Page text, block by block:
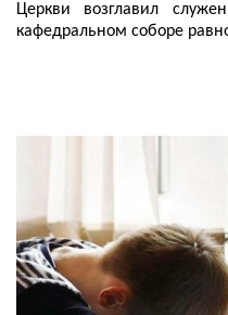
Церкви возглавил
кафедральном соборе